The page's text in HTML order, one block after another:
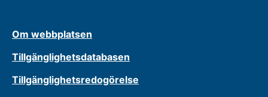
Om webbplatsen
Tillgänglighetsdatabasen
Tillgänglighetsredogörelse